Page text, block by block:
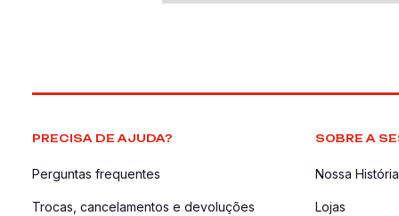
PRECISA DE AJUDA?
Perguntas frequentes
Trocas, cancelamentos e devoluções
SOBRE A
Nossa História
Lojas